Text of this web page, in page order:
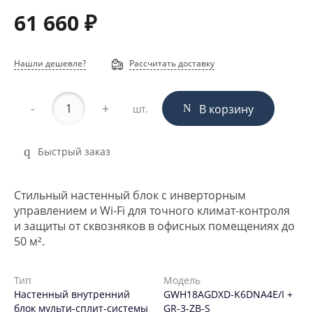
61 660 ₽
Нашли дешевле? Рассчитать доставку
- + шт. В корзину
Быстрый заказ
Стильный настенный блок с инверторным
управлением и Wi-Fi для точного климат-контроля
и защиты от сквозняков в офисных помещениях до
50 м².
Тип
Настенный внутренний
блок мульти-сплит-системы
Модель
GWH18AGDXD-K6DNA4E/I +
GR-3-ZB-S